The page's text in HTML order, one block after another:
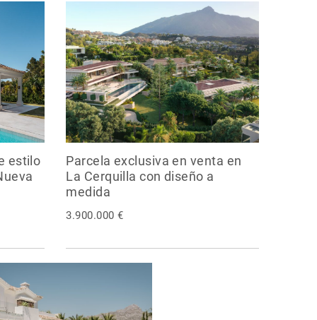
estilo
Parcela exclusiva en venta en
La Cerquilla con diseño a
medida
3.900.000 €